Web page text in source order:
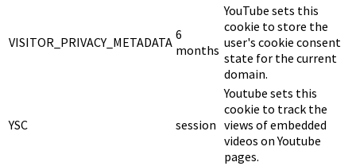
VISITOR_PRIVACY_METADATA 6
months
YouTube sets this
cookie to store the
user's cookie consent
state for the current
domain.
YSC session
Youtube sets this
cookie to track the
views of embedded
videos on Youtube
pages.